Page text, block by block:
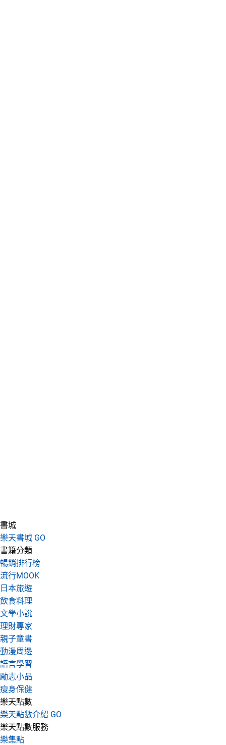
書城
樂天書城 GO
書籍分類
暢銷排行榜
流行MOOK
日本旅遊
飲食料理
文學小說
理財專家
親子童書
動漫周邊
語言學習
勵志小品
瘦身保健
樂天點數
樂天點數介紹 GO
樂天點數服務
樂集點